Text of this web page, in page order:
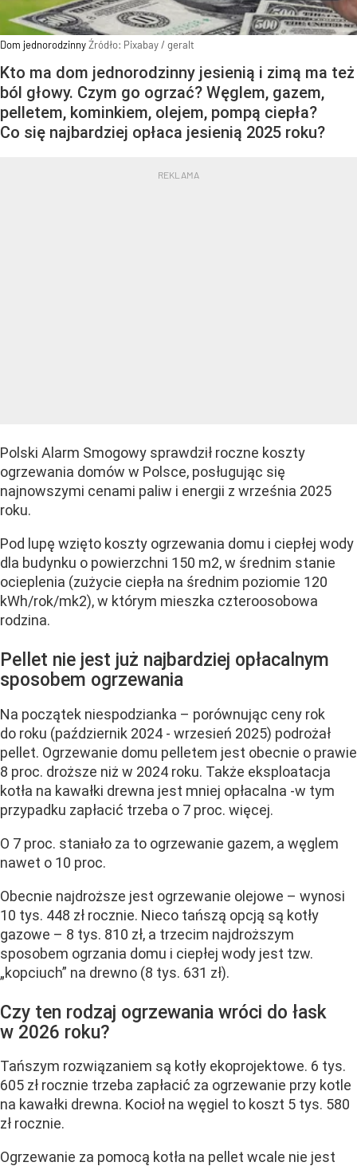
Dom jednorodzinnyŹródło: Pixabay/ geralt
Kto ma dom jednorodzinny jesienią i zimą ma też
ból głowy. Czym go ogrzać? Węglem, gazem,
pelletem, kominkiem, olejem, pompą ciepła?
Co się najbardziej opłaca jesienią 2025 roku?
Polski Alarm Smogowy sprawdził roczne koszty
ogrzewania domów w Polsce, posługując się
najnowszymi cenami paliw i energii z września 2025
roku.
Pod lupę wzięto koszty ogrzewania domu i ciepłej wody
dla budynku o powierzchni 150 m2, w średnim stanie
ocieplenia (zużycie ciepła na średnim poziomie 120
kWh/rok/mk2), w którym mieszka czteroosobowa
rodzina.
Pellet nie jest już najbardziej opłacalnym
sposobem ogrzewania
Na początek niespodzianka – porównując ceny rok
do roku (październik 2024 - wrzesień 2025) podrożał
pellet. Ogrzewanie domu pelletem jest obecnie o prawie
8 proc. droższe niż w 2024 roku. Także eksploatacja
kotła na kawałki drewna jest mniej opłacalna -w tym
przypadku zapłacić trzeba o 7 proc. więcej.
O 7 proc. staniało za to ogrzewanie gazem, a węglem
nawet o 10 proc.
Obecnie najdroższe jest ogrzewanie olejowe – wynosi
10 tys. 448 zł rocznie. Nieco tańszą opcją są kotły
gazowe – 8 tys. 810 zł, a trzecim najdroższym
sposobem ogrzania domu i ciepłej wody jest tzw.
„kopciuch” na drewno (8 tys. 631 zł).
Czy ten rodzaj ogrzewania wróci do łask
w 2026 roku?
Tańszym rozwiązaniem są kotły ekoprojektowe. 6 tys.
605 zł rocznie trzeba zapłacić za ogrzewanie przy kotle
na kawałki drewna. Kocioł na węgiel to koszt 5 tys. 580
zł rocznie.
Ogrzewanie za pomocą kotła na pellet wcale nie jest